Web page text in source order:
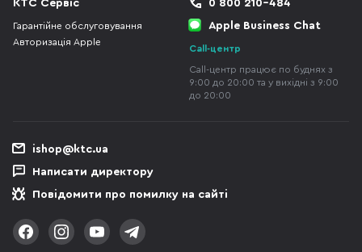
КТС Сервіс
Гарантійне обслуговування
Авторизація Apple
0 800 210-484
Apple Business Chat
Call-центр
Call-центр працює по буднях з
9:00 до 20:00 та у вихідні з 9:00
до 20:00
ishop@ktc.ua
Написати директору
Повідомити про помилку на сайті